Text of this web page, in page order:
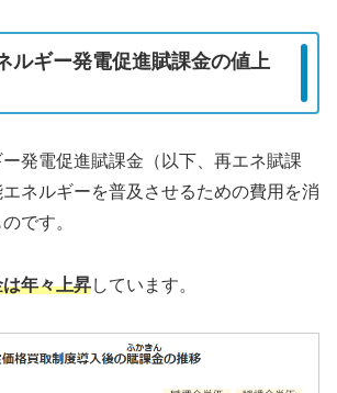
ルギー発電促進賦課金の値上
発電促進賦課金（以下、再エネ賦課
ネルギーを普及させるための費用を消
です。
年々上昇しています。